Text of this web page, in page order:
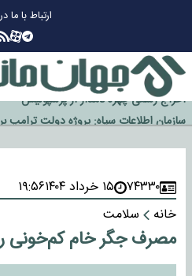
ارتباط با ما
گزینه جدایی اوسمار روی میز مدیران
آیا رئیس جمهور آمریکا قانون را دور می‌زند؟
اخراج رسمی چهره نامدار از پرسپولیس
سازمان اطلاعات سپاه: پروژه دولت
خورد
۷۴۳۳۰ ۱۵ خرداد ۱۴۰۴
۱۹:۵۶
خانه
سلامت
مصرف جگر خام کم‌خونی